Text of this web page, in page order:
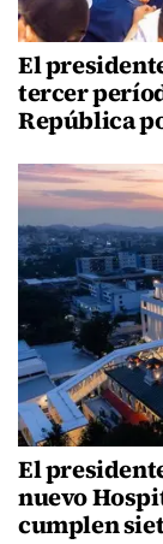
El
tercer
República
El
nuevo
cumplen